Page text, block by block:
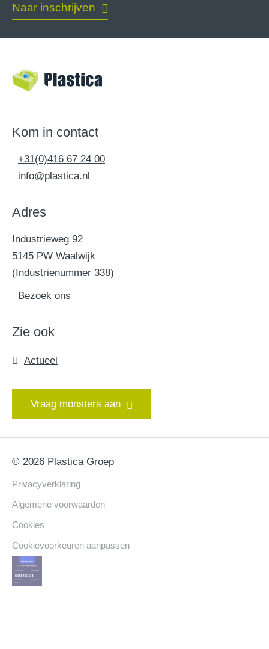
Naar inschrijven
Kom in contact
+31(0)416 67 24 00
info@plastica.nl
Adres
Industrieweg 92
5145 PW Waalwijk
(Industrienummer 338)
Bezoek ons
Zie ook
Actueel
Vraag monsters aan
© 2026 Plastica Groep
Privacyverklaring
Algemene voorwaarden
Cookies
Cookievoorkeuren aanpassen